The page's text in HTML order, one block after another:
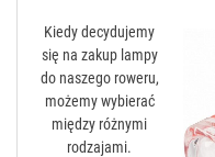
Kiedy decydujemy
się na zakup lampy
do naszego roweru,
możemy wybierać
między różnymi
rodzajami.